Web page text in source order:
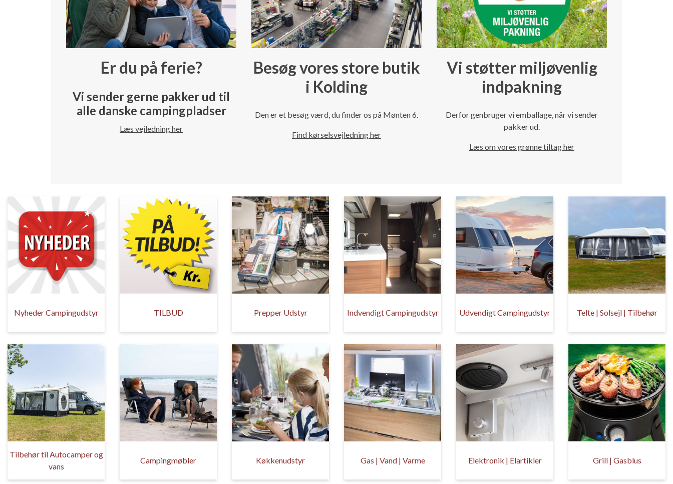
Er du på ferie?
Vi sender gerne pakker ud til
alle danske campingpladser
Læs vejledning her
Besøg vores store butik
i Kolding
Den er et besøg værd, du finder os på Mønten 6.
Find kørselsvejledning her
Vi støtter miljøvenlig
indpakning
Derfor genbruger vi emballage, når vi sender
pakker ud.
Læs om vores grønne tiltag her
Nyheder Campingudstyr TILBUD Prepper Udstyr Indvendigt Campingudstyr Udvendigt Campingudstyr Telte | Solsejl | Tilbehør
Tilbehør til Autocamper og
vans
Campingmøbler Køkkenudstyr Gas | Vand | Varme Elektronik | Elartikler Grill | Gasblus